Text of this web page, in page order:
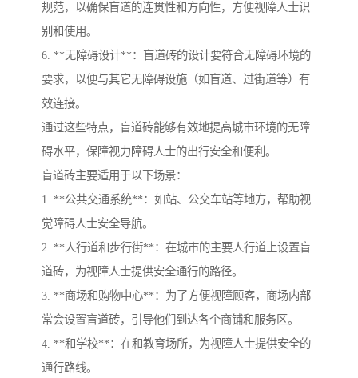
规范，以确保盲道的连贯性和方向性，方便视障人士识
别和使用。
6. **无障碍设计**：盲道砖的设计要符合无障碍环境的
要求，以便与其它无障碍设施（如盲道、过街道等）有
效连接。
通过这些特点，盲道砖能够有效地提高城市环境的无障
碍水平，保障视力障碍人士的出行安全和便利。
盲道砖主要适用于以下场景：
1. **公共交通系统**：如站、公交车站等地方，帮助视
觉障碍人士安全导航。
2. **人行道和步行街**：在城市的主要人行道上设置盲
道砖，为视障人士提供安全通行的路径。
3. **商场和购物中心**：为了方便视障顾客，商场内部
常会设置盲道砖，引导他们到达各个商铺和服务区。
4. **和学校**：在和教育场所，为视障人士提供安全的
通行路线。